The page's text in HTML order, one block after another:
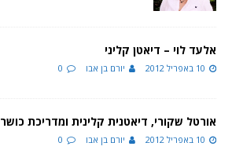
אלעד לוי – דיאטן קליני
10 באפריל 2012 יורם בן אבו 0
אורטל שקורי, דיאטנית קלינית ומדריכת כושר
10 באפריל 2012 יורם בן אבו 0